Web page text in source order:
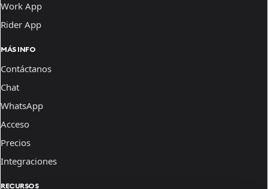
Work App
Rider App
MÁS INFO
Contáctanos
Chat
WhatsApp
Acceso
Precios
Integraciones
RECURSOS